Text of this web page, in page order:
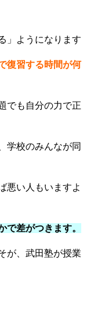
」ようになります
復習する時間が何
でも自分の力で正
学校のみんなが同
悪い人もいますよ
で差がつきます。
が、武田塾が授業